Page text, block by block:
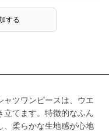
する
ャツワンピースは、ウエ
立てます。特徴的なふん
、柔らかな生地感が心地